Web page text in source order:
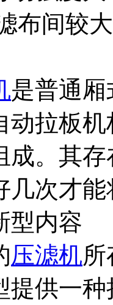
布间较
是普通厢
动拉板
成。其
几次才
型内容
压滤机
提供一